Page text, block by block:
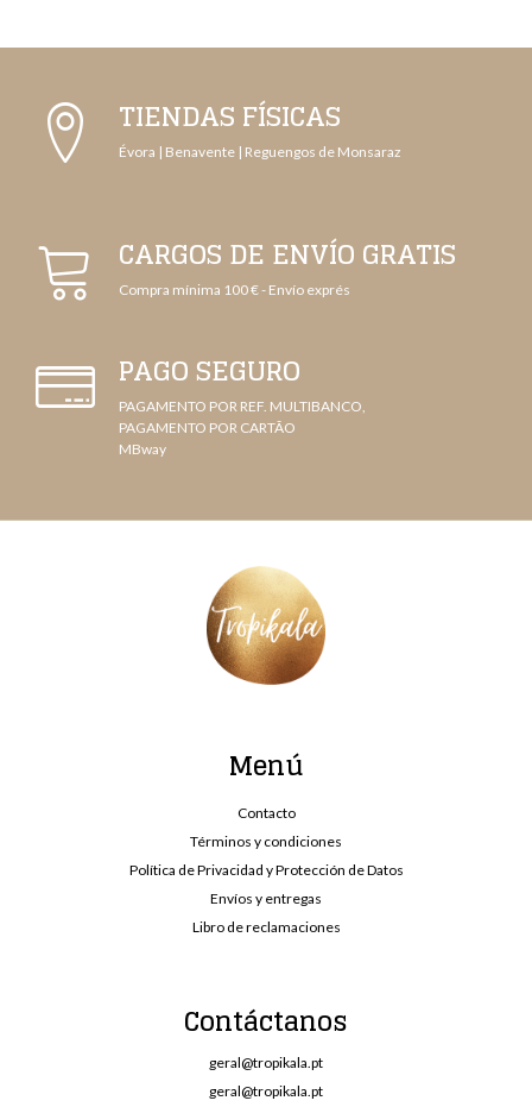
TIENDAS FÍSICAS
Évora | Benavente | Reguengos de Monsaraz
CARGOS DE ENVÍO GRATIS
Compra mínima 100 € - Envío exprés
PAGO SEGURO
PAGAMENTO POR REF. MULTIBANCO,
PAGAMENTO POR CARTÃO
MBway
Menú
Contacto
Términos y condiciones
Política de Privacidad y Protección de Datos
Envíos y entregas
Libro de reclamaciones
Contáctanos
geral@tropikala.pt
geral@tropikala.pt